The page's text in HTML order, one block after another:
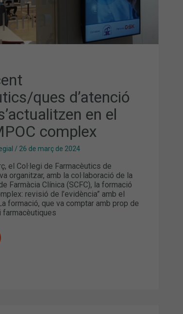
ques d’atenció
en el
complex
/ 26 de març de 2024
el Col·legi de Farmacèutics de
organitzar, amb la col·laboració de la
Farmàcia Clínica (SCFC), la formació
revisió de l’evidència” amb el
formació, que va comptar amb prop de
farmacèutiques